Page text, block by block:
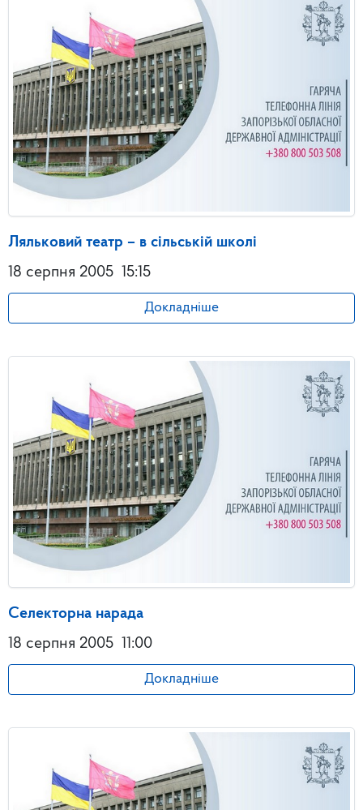
Ляльковий театр – в сільській школі
18 серпня 2005 15:15
Докладніше
Селекторна нарада
18 серпня 2005 11:00
Докладніше